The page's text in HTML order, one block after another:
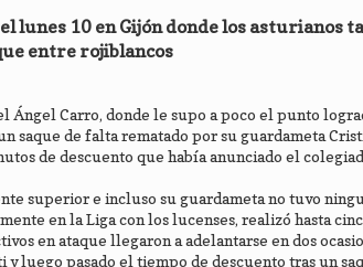
lunes 10 en Gijón donde los asturianos
entre rojiblancos
Ángel Carro, donde le supo a poco el punto
saque de falta rematado por su guardameta
de descuento que había anunciado el
superior e incluso su guardameta no tuvo
en la Liga con los lucenses, realizó hasta
en ataque llegaron a adelantarse en dos
luego pasado el tiempo de descuento tras un